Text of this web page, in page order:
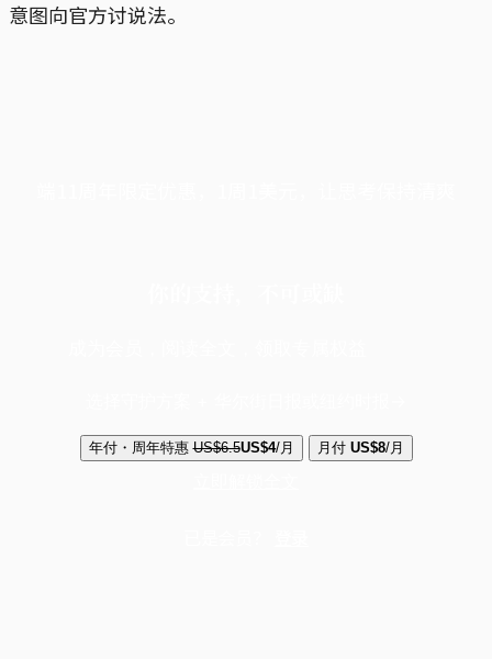
意图向官方讨说法。
年付・周年特惠 US$6.5US$4/月 月付 US$8/月